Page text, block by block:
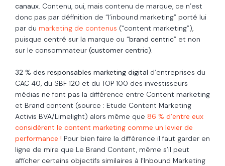
canaux. Contenu, oui, mais contenu de marque, ce n’est
donc pas par définition de “l’inbound marketing” porté lui
par du marketing de contenus (“content marketing”),
puisque centré sur la marque ou “brand centric” et non
sur le consommateur (customer centric).
32 % des responsables marketing digital d’entreprises du
CAC 40, du SBF 120 et du TOP 100 des investisseurs
médias ne font pas la différence entre Content marketing
et Brand content (source : Etude Content Marketing
Activis BVA/Limelight) alors même que 86 % d’entre eux
considèrent le content marketing comme un levier de
performance ! Pour bien faire la différence il faut garder en
ligne de mire que Le Brand Content, même s’il peut
afficher certains objectifs similaires à l’Inbound Marketing